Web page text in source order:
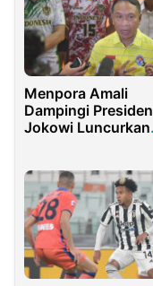
Menpora Amali
Dampingi Presiden
Jokowi Luncurkan